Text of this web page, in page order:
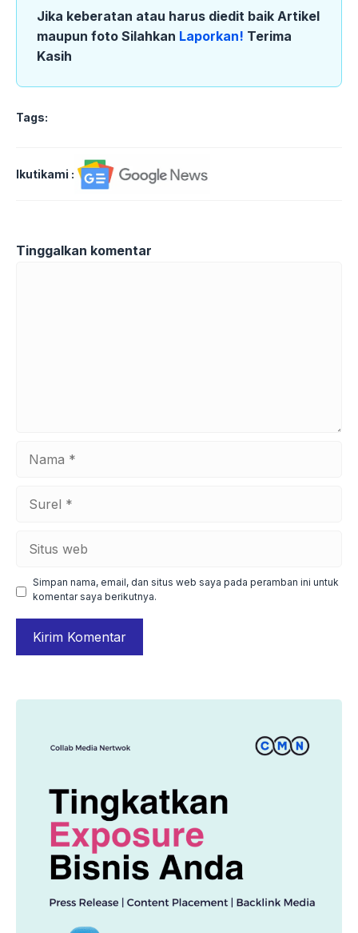
Jika keberatan atau harus diedit baik Artikel
maupun foto Silahkan Laporkan! Terima
Kasih
Tags:
Ikutikami :
Tinggalkan komentar
web
Simpan nama, email, dan situs web saya pada peramban ini untuk
komentar saya berikutnya.